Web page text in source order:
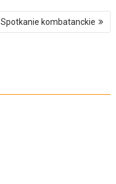
Spotkanie kombatanckie